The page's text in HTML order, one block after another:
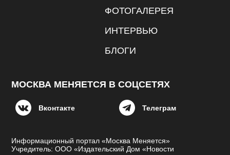
ФОТОГАЛЕРЕЯ
ИНТЕРВЬЮ
БЛОГИ
МОСКВА МЕНЯЕТСЯ В СОЦСЕТЯХ
Вконтакте Телеграм
Информационный портал «Москва Меняется»
Учредитель: ООО «Издательский Дом «Новости